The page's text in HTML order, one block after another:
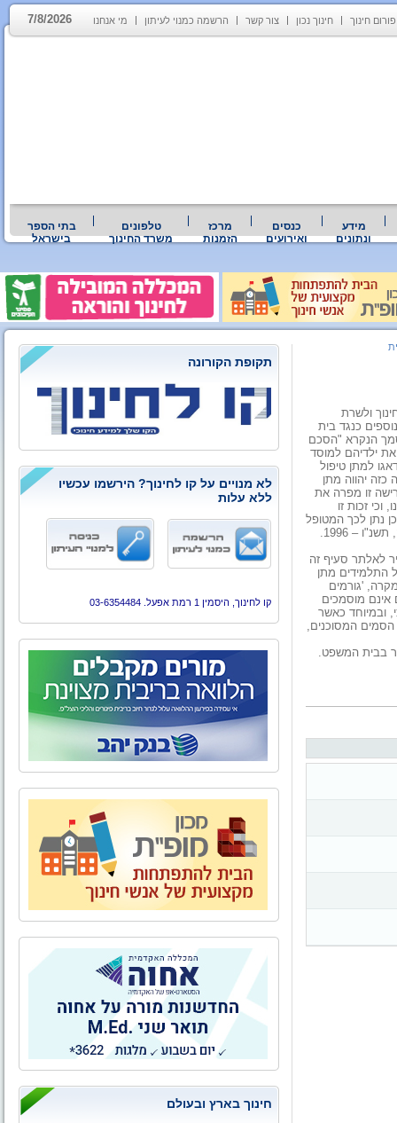
פורום חינוך חינוך נכון צור קשר הרשמה כמנוי לעיתון מי אנחנו 7/8/2026
מידע
ונתונים
כנסים
ואירועים
מרכז
הזמנות
טלפונים
משרד החינוך
בתי הספר
בישראל
תלונה למשרד החינוך ולשרת
כנגד בית
הנקרא "הסכם
ילדיהם למוסד
הבא (סעיף 9):" ההורים ידאגו למתן טיפול
יהווה מתן
זו מפרה את
זכות זו
נתן לכך המטופל
הסכמה מדעת לפי הוראות פרק זה." סעיף 13(א), חוק זכויות החולה, תשנ"ו – 1996.
לאלתר סעיף זה
התלמידים מתן
'גורמים
אינם מוסמכים
ובמיוחד כאשר
הסמים המסוכנים,
בבית המשפט.
תקופת הקורונה
לא מנויים על קו לחינוך? הירשמו עכשיו
ללא עלות
קו לחינוך, היסמין 1 רמת אפעל. 03-6354484
חינוך בארץ ובעולם